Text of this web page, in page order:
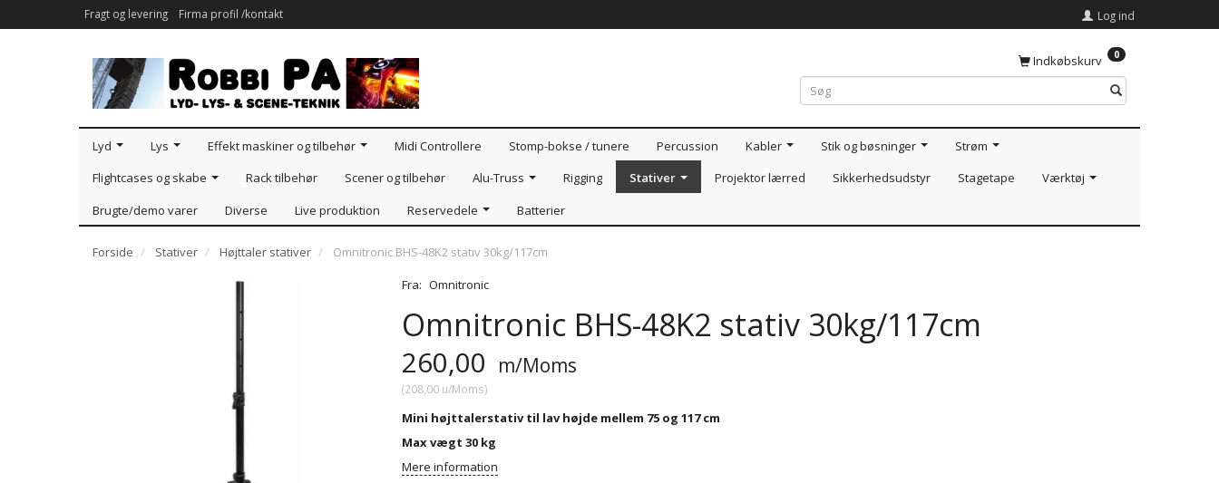
Fragt og levering Firma profil /kontakt Log ind
Indkøbskurv 0
Lyd Lys Effekt maskiner og tilbehør Midi Controllere Stomp-bokse / tunere Percussion Kabler Stik og bøsninger
Strøm
Flightcases og skabe
Rack tilbehør Scener og tilbehør Alu-Truss Rigging Stativer Projektor lærred Sikkerhedsudstyr Stagetape
Værktøj
Brugte/demo varer
Diverse Live produktion Reservedele Batterier
Forside Stativer Højttaler stativer
Omnitronic BHS-48K2 stativ 30kg/117cm
Fra: Omnitronic
Omnitronic BHS-48K2 stativ 30kg/117cm
260,00 m/Moms
(208,00 u/Moms)
Mini højttalerstativ til lav højde mellem 75 og 117 cm
Max vægt 30 kg
Mere information